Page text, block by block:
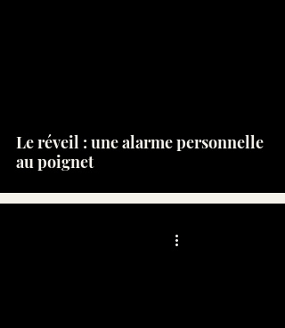
Le réveil : une alarme personnelle
au poignet